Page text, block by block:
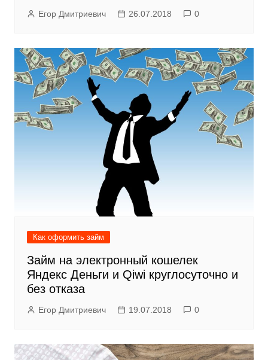
Егор Дмитриевич 26.07.2018 0
Как оформить займ
Займ на электронный кошелек
Яндекс Деньги и Qiwi круглосуточно и
без отказа
Егор Дмитриевич 19.07.2018 0